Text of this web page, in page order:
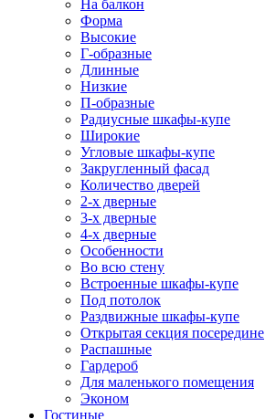
На балкон
Форма
Высокие
Г-образные
Длинные
Низкие
П-образные
Радиусные шкафы-купе
Широкие
Угловые шкафы-купе
Закругленный фасад
Количество дверей
2-х дверные
3-х дверные
4-х дверные
Особенности
Во всю стену
Встроенные шкафы-купе
Под потолок
Раздвижные шкафы-купе
Открытая секция посередине
Распашные
Гардероб
Для маленького помещения
Эконом
Гостиные